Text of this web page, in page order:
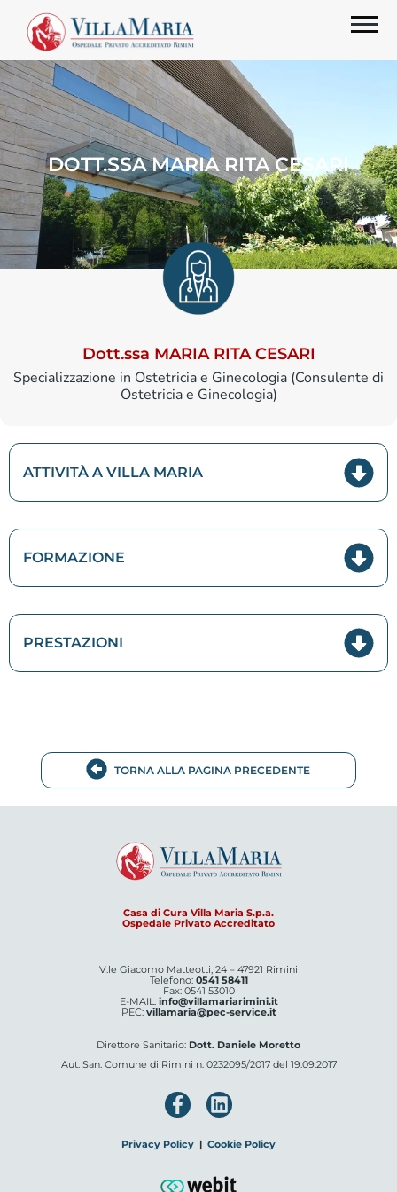
DOTT.SSA MARIA RITA CESARI
Dott.ssa MARIA RITA CESARI
Specializzazione in Ostetricia e Ginecologia (Consulente di
Ostetricia e Ginecologia)
ATTIVITÀ A VILLA MARIA
FORMAZIONE
PRESTAZIONI
TORNA ALLA PAGINA PRECEDENTE
Casa di Cura Villa Maria S.p.a.
Ospedale Privato Accreditato
V.le Giacomo Matteotti, 24 – 47921 Rimini
Telefono: 0541 58411
Fax: 0541 53010
E-MAIL: info@villamariarimini.it
PEC: villamaria@pec-service.it
Direttore Sanitario: Dott. Daniele Moretto
Aut. San. Comune di Rimini n. 0232095/2017 del 19.09.2017
Privacy Policy | Cookie Policy